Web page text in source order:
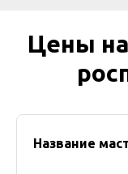
Цены
Название